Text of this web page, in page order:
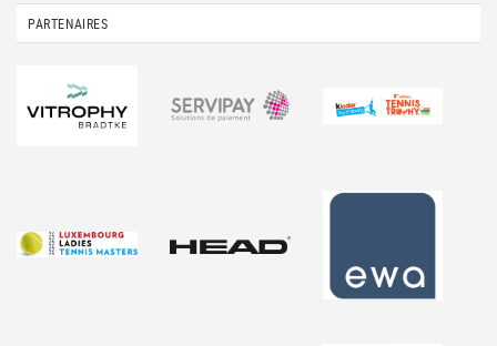
PARTENAIRES